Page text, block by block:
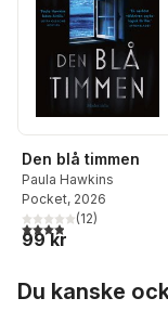
Den blå timmen
Paula Hawkins
Pocket, 2026
3,9utav 5 stjärnor.
(12)
99 kr
Du kanske